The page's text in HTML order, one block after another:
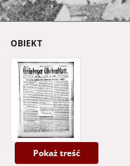
OBIEKT
Pokaż treść